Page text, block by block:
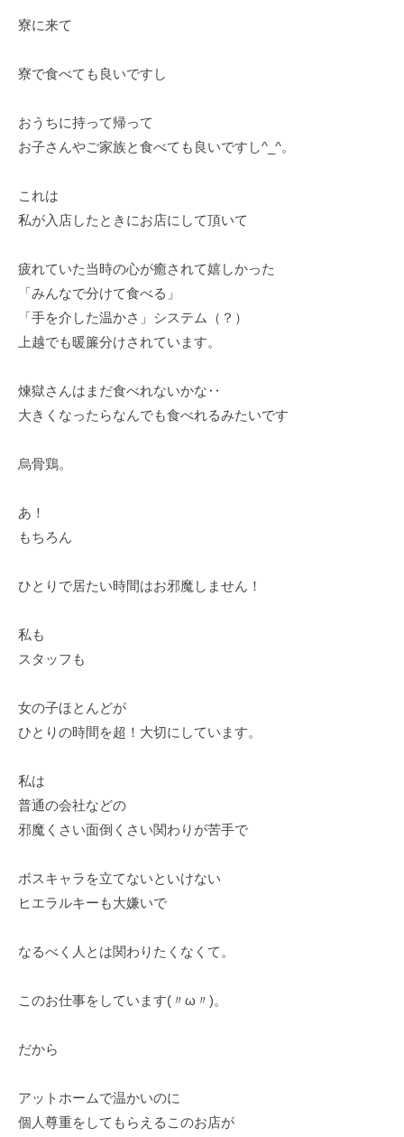
寮に来て
寮で食べても良いですし
おうちに持って帰って
お子さんやご家族と食べても良いですし^_^。
これは
私が入店したときにお店にして頂いて
疲れていた当時の心が癒されて嬉しかった
「みんなで分けて食べる」
「手を介した温かさ」システム（？）
上越でも暖簾分けされています。
煉獄さんはまだ食べれないかな‥
大きくなったらなんでも食べれるみたいです
烏骨鶏。
あ！
もちろん
ひとりで居たい時間はお邪魔しません！
私も
スタッフも
女の子ほとんどが
ひとりの時間を超！大切にしています。
私は
普通の会社などの
邪魔くさい面倒くさい関わりが苦手で
ボスキャラを立てないといけない
ヒエラルキーも大嫌いで
なるべく人とは関わりたくなくて。
このお仕事をしています(〃ω〃)。
だから
アットホームで温かいのに
個人尊重をしてもらえるこのお店が